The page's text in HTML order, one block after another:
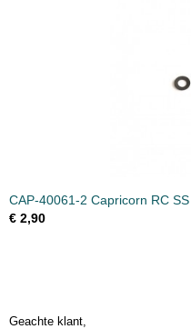
CAP-40061-2 Capricorn RC
€ 2,90
Geachte klant,